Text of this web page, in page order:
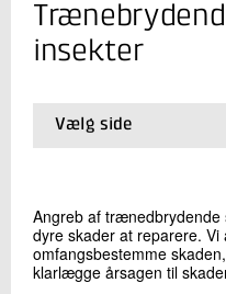
Kvalitet i byggeriet
+45 72 20 28 37
Skriv til mig
insekter
Vælg side
01.Forside
04.Fugtskader og
05.MgO-plader
06.Skybrud og
Angreb af
dyre skader at reparere.
omfangsbestemme
klarlægge årsagen til